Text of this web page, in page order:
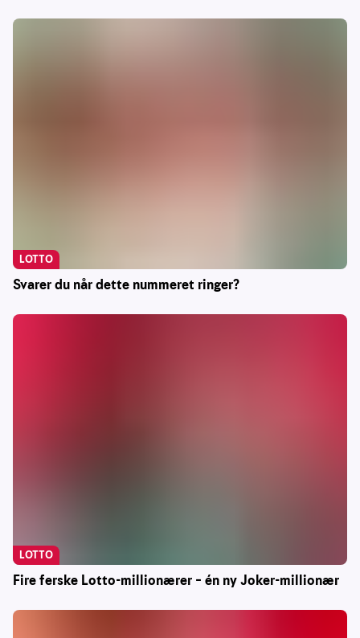
Svarer du når dette nummeret ringer?
LOTTO
Fire ferske Lotto-millionærer – én ny Joker-millionær
LOTTO